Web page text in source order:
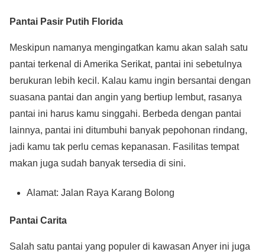
Pantai Pasir Putih Florida
Meskipun namanya mengingatkan kamu akan salah satu
pantai terkenal di Amerika Serikat, pantai ini sebetulnya
berukuran lebih kecil. Kalau kamu ingin bersantai dengan
suasana pantai dan angin yang bertiup lembut, rasanya
pantai ini harus kamu singgahi. Berbeda dengan pantai
lainnya, pantai ini ditumbuhi banyak pepohonan rindang,
jadi kamu tak perlu cemas kepanasan. Fasilitas tempat
makan juga sudah banyak tersedia di sini.
Alamat: Jalan Raya Karang Bolong
Pantai Carita
Salah satu pantai yang populer di kawasan Anyer ini juga